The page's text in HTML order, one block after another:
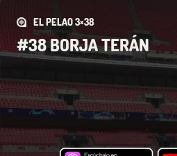
EL PELAO 3×38
#38 BORJA TERÁN